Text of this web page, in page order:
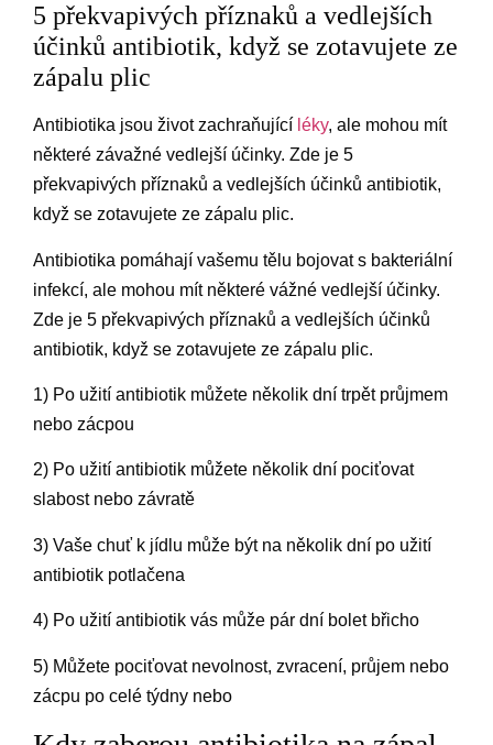
5 překvapivých příznaků a vedlejších
účinků antibiotik, když se zotavujete ze
zápalu plic
Antibiotika jsou život zachraňující léky, ale mohou mít
některé závažné vedlejší účinky. Zde je 5
překvapivých příznaků a vedlejších účinků antibiotik,
když se zotavujete ze zápalu plic.
Antibiotika pomáhají vašemu tělu bojovat s bakteriální
infekcí, ale mohou mít některé vážné vedlejší účinky.
Zde je 5 překvapivých příznaků a vedlejších účinků
antibiotik, když se zotavujete ze zápalu plic.
1) Po užití antibiotik můžete několik dní trpět průjmem
nebo zácpou
2) Po užití antibiotik můžete několik dní pociťovat
slabost nebo závratě
3) Vaše chuť k jídlu může být na několik dní po užití
antibiotik potlačena
4) Po užití antibiotik vás může pár dní bolet břicho
5) Můžete pociťovat nevolnost, zvracení, průjem nebo
zácpu po celé týdny nebo